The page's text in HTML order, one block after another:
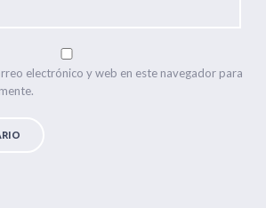
electrónico y web en este navegador para